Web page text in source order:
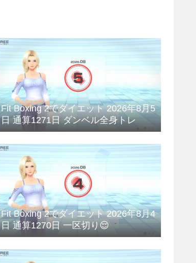
Fit Boxing 2でダイエット 2026年8月5
日 通算1271日 ダンベル全身トレ
Fit Boxing 2でダイエット 2026年8月4
日 通算1270日 一区切り😌